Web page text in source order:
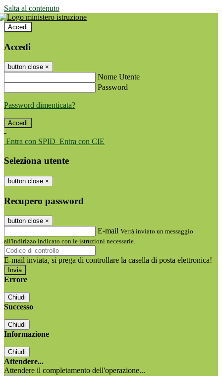
Salta al contenuto
Accedi
Accedi
button close ×
Nome Utente
Password
Password dimenticata?
-
Entra con SPID Entra con CIE
Seleziona utente
button close ×
Recupero password
button close ×
E-mail Verrà inviato un messaggio
all'indirizzo indicato con le istruzioni necessarie.
E-mail inviata, si prega di controllare la casella di posta elettronica!
Errore
Chiudi
Successo
Chiudi
Informazione
Chiudi
Attendere...
Attendere il completamento dell'operazione...